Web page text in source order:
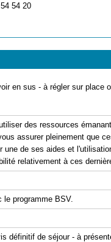
54 20
en sus - à régler sur place
des ressources
assurer pleinement que
de ses aides et
relativement à ces
programme BSV.
définitif de séjour - à